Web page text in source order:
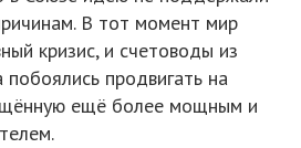
В тот момент мир
кризис, и счетоводы из
продвигать на
ещё более мощным и